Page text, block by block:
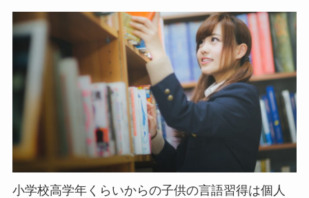
小学校高学年くらいからの子供の言語習得は個人